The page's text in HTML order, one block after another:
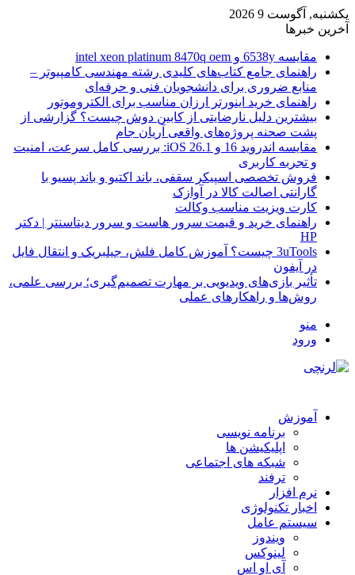
یکشنبه, آگوست 9 2026
آخرین خبرها
مقایسه 6538y و intel xeon platinum 8470q oem
راهنمای جامع کتاب‌های کلیدی رشته مهندسی کامپیوتر –
منابع ضروری برای دانشجویان فنی و حرفه‌ای
راهنمای خرید اینورتر ارزان مناسب برای الکتروموتور
بیشترین دلیل نارضایتی از کابین دوش چیست؟ گزارشی از
پشت صحنه پروژه‌های واقعی آریان جام
مقایسه اندروید 16 و iOS 26.1: بررسی کامل سرعت، امنیت
و تجربه کاربری
فروش تخصصی اسپیکر سقفی، باند اکتیو و باند پسیو با
گارانتی اصالت کالا در آوازک
کارت ویزیت مناسب وکالت
راهنمای خرید و قیمت سرور هاست و سرور دیتاسنتر | دکتر
HP
3uTools چیست؟ آموزش کامل فلش، جیلبریک و انتقال فایل
در آیفون
تأثیر بازی‌های ویدیویی بر مهارت تصمیم‌گیری؛ بررسی علمی،
روش‌ها و راهکارهای عملی
منو
ورود
آموزش
برنامه نویسی
اپلیکیشن ها
شبکه های اجتماعی
ترفند
نرم افزار
اخبار تکنولوژی
سیستم عامل
ویندوز
لینوکس
آی او اس